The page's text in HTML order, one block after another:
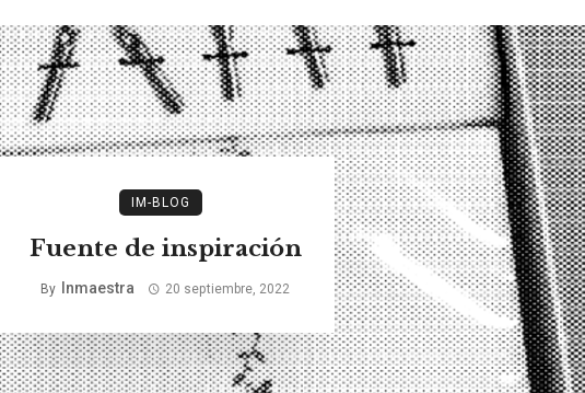
IM-BLOG
Fuente de inspiración
By Inmaestra 20 septiembre, 2022